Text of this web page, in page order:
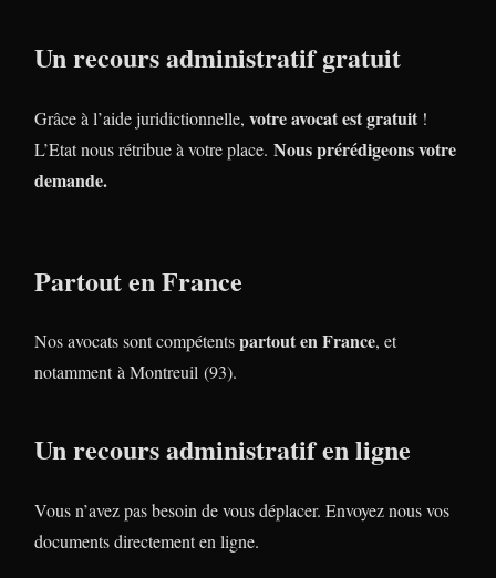
Un recours administratif gratuit
Grâce à l’aide juridictionnelle, votre avocat est gratuit !
L’Etat nous rétribue à votre place. Nous prérédigeons votre
demande.
Partout en France
Nos avocats sont compétentspartout en France, et
notamment à Montreuil (93).
Un recours administratif en ligne
Vous n’avez pas besoin de vous déplacer. Envoyez nous vos
documents directement en ligne.